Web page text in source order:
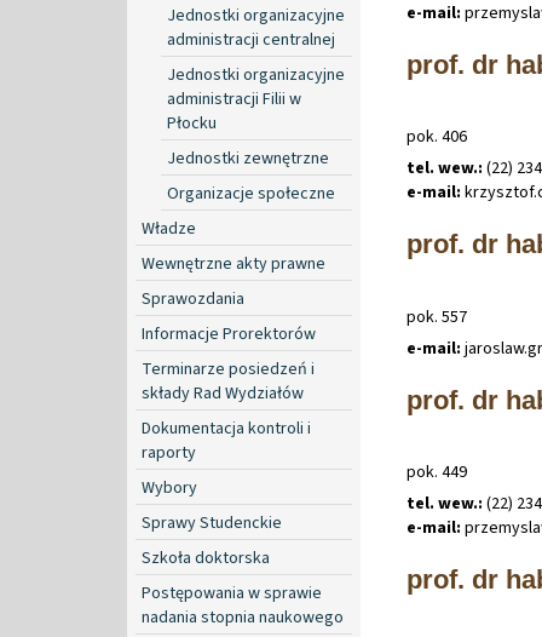
Jednostki organizacyjne
administracji centralnej
Jednostki organizacyjne
administracji Filii w
Płocku
Jednostki zewnętrzne
Organizacje społeczne
Władze
Wewnętrzne akty prawne
Sprawozdania
Informacje Prorektorów
Terminarze posiedzeń i
składy Rad Wydziałów
Dokumentacja kontroli i
raporty
Wybory
Sprawy Studenckie
Szkoła doktorska
Postępowania w sprawie
nadania stopnia naukowego
e-mail:
prof. dr
pok. 406
tel. wew.: (22)
e-mail: krzysztof.
prof. dr
pok. 557
e-mail: jaroslaw.
prof. dr
pok. 449
tel. wew.: (22)
e-mail:
prof. dr